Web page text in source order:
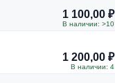
1 100,00 ₽
В наличии: >10
1 200,00 ₽
В наличии: 4